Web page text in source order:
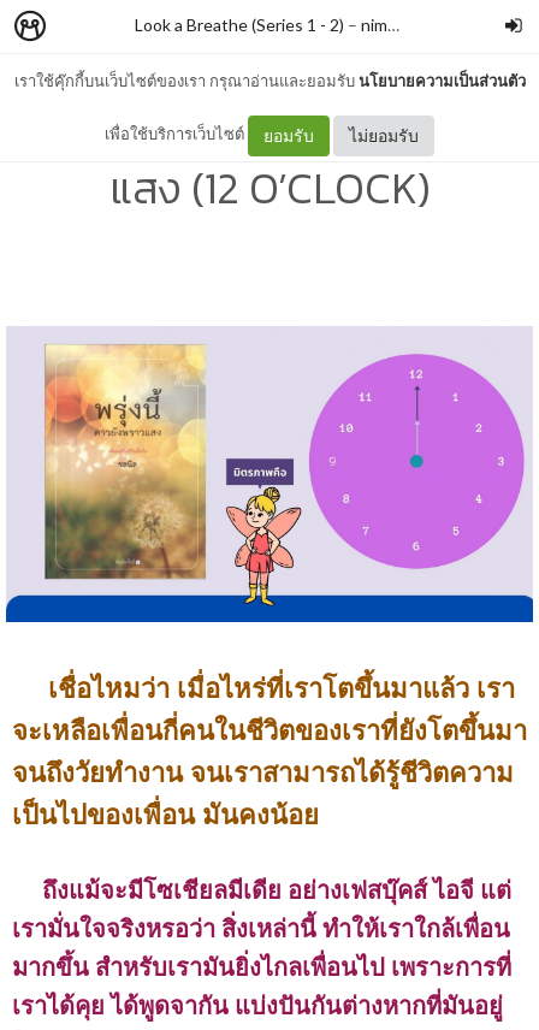
เราใช้คุ๊กกี้บนเว็บไซต์ของเรา กรุณาอ่านและยอมรับนโยบายความเป็นส่วนตัว
เพื่อใช้บริการเว็บไซต์ ยอมรับ ไม่ยอมรับ
Look a Breathe (Series 1 - 2) – nimon
#329 พรุ่งนี้ดาวยังคงพราว
แสง (12 O’CLOCK)
เชื่อไหมว่า เมื่อไหร่ที่เราโตขึ้นมาแล้ว เรา
จะเหลือเพื่อนกี่คนในชีวิตของเราที่ยังโตขึ้นมา
จนถึงวัยทำงาน จนเราสามารถได้รู้ชีวิตความ
เป็นไปของเพื่อน มันคงน้อย
ถึงแม้จะมีโซเชียลมีเดีย อย่างเฟสบุ๊คส์ ไอจี แต่
เรามั่นใจจริงหรอว่า สิ่งเหล่านี้ ทำให้เราใกล้เพื่อน
มากขึ้น สำหรับเรามันยิ่งไกลเพื่อนไป เพราะการที่
เราได้คุย ได้พูดจากัน แบ่งปันกันต่างหากที่มันอยู่